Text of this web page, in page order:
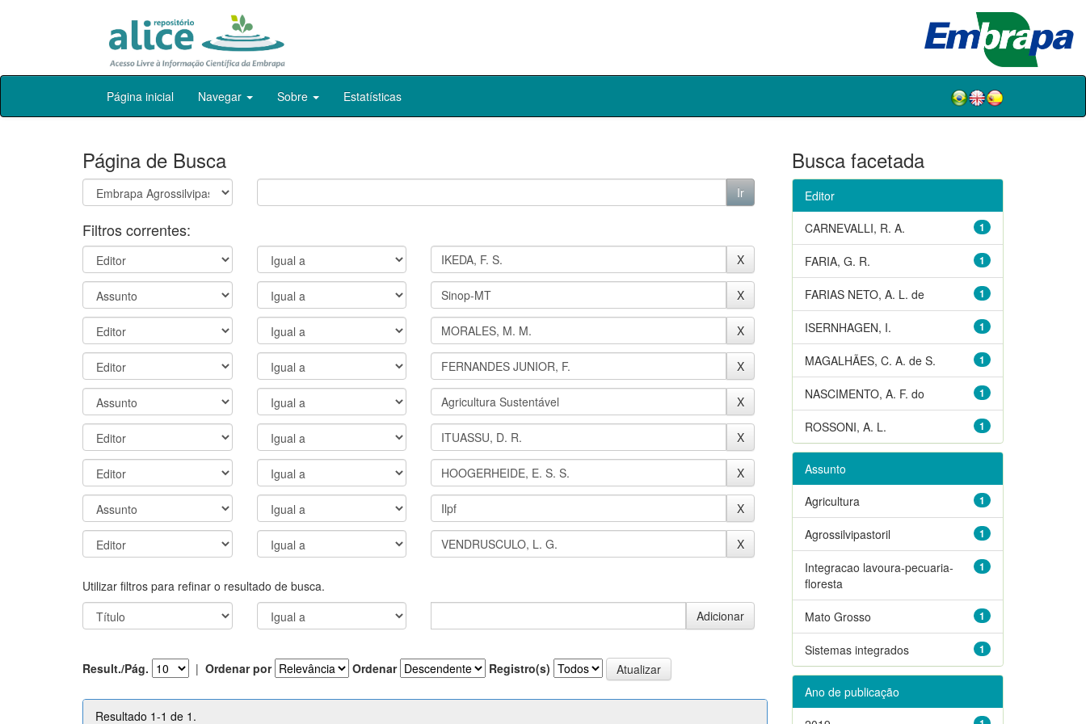
Skip
Página inicial Navegar Sobre Estatísticas
Página de Busca
Filtros correntes:
Utilizar filtros para refinar o resultado de busca.
Result./Pág. | Ordenar por Ordenar Registro(s)
Resultado 1-1 de 1.
Busca facetada
Editor
1
CARNEVALLI, R. A.
1
FARIA, G. R.
1
FARIAS NETO, A. L. de
1
ISERNHAGEN, I.
1
MAGALHÃES, C. A. de S.
1
NASCIMENTO, A. F. do
1
ROSSONI, A. L.
Assunto
1
Agricultura
1
Agrossilvipastoril
1
Integracao lavoura-pecuaria-
floresta
1
Mato Grosso
1
Sistemas integrados
Ano de publicação